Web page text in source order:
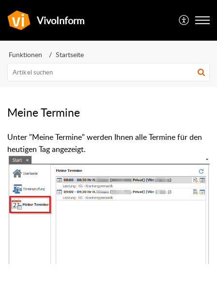
VivoInform
Funktionen Startseite
Meine Termine
Unter "Meine Termine" werden Ihnen alle Termine für den
heutigen Tag angezeigt.